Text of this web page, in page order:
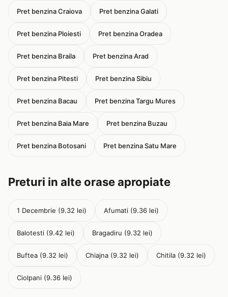
Pret benzina Craiova Pret benzina Galati
Pret benzina Ploiesti Pret benzina Oradea
Pret benzina Braila Pret benzina Arad
Pret benzina Pitesti Pret benzina Sibiu
Pret benzina Bacau Pret benzina Targu Mures
Pret benzina Baia Mare Pret benzina Buzau
Pret benzina Botosani Pret benzina Satu Mare
Preturi in alte orase apropiate
1 Decembrie (9.32 lei) Afumati (9.36 lei)
Balotesti (9.42 lei) Bragadiru (9.32 lei)
Buftea (9.32 lei) Chiajna (9.32 lei) Chitila (9.32 lei)
Ciolpani (9.36 lei)